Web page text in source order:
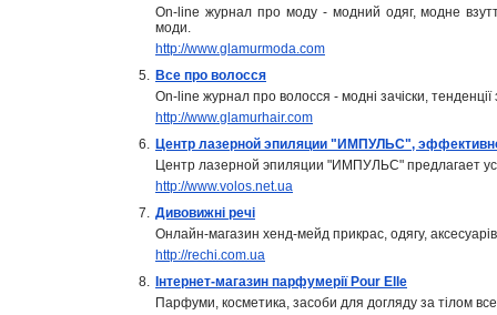
On-line журнал про моду - модний одяг, модне
моди.
http://www.glamurmoda.com
5. Все про волосся
On-line журнал про волосся - модні зачіски, тенденції
http://www.glamurhair.com
6. Центр лазерной эпиляции "ИМПУЛЬС",
Центр лазерной эпиляции "ИМПУЛЬС" предлагает
http://www.volos.net.ua
7. Дивовижні речі
Онлайн-магазин хенд-мейд прикрас, одягу,
http://rechi.com.ua
8. Інтернет-магазин парфумерії Pour Elle
Парфуми, косметика, засоби для догляду за тілом